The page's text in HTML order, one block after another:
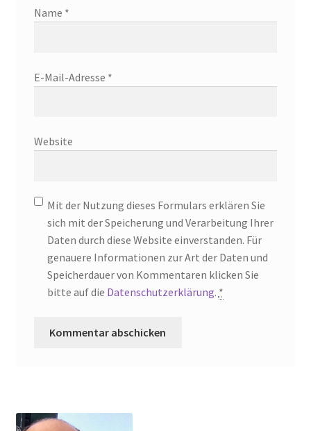
Name *
E-Mail-Adresse *
Website
Mit der Nutzung dieses Formulars erklären Sie
sich mit der Speicherung und Verarbeitung Ihrer
Daten durch diese Website einverstanden. Für
genauere Informationen zur Art der Daten und
Speicherdauer von Kommentaren klicken Sie
bitte auf die Datenschutzerklärung. *